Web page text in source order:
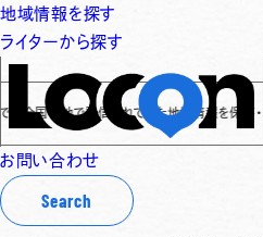
地域情報を探す
ライターから探す
お問い合わせ
Search
発信されてきた地域情報を保存・整理し、継続